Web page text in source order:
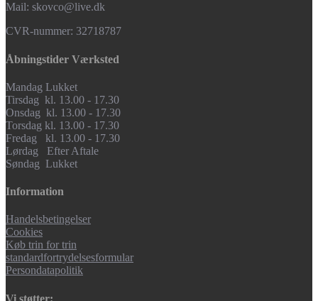
Mail: skovco@live.dk
CVR-nummer: 32718787
Åbningstider Værksted
Mandag Lukket
Tirsdag kl. 13.00 - 17.30
Onsdag kl. 13.00 - 17.30
Torsdag kl. 13.00 - 17.30
Fredag kl. 13.00 - 17.30
Lørdag Efter Aftale
Søndag Lukket
Information
Handelsbetingelser
Cookies
Køb trin for trin
standardfortrydelsesformular
Persondatapolitik
Vi støtter: